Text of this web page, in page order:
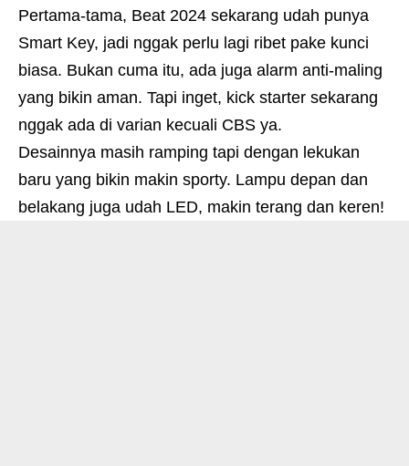
Pertama-tama, Beat 2024 sekarang udah punya
Smart Key, jadi nggak perlu lagi ribet pake kunci
biasa. Bukan cuma itu, ada juga alarm anti-maling
yang bikin aman. Tapi inget, kick starter sekarang
nggak ada di varian kecuali CBS ya.
Desainnya masih ramping tapi dengan lekukan
baru yang bikin makin sporty. Lampu depan dan
belakang juga udah LED, makin terang dan keren!